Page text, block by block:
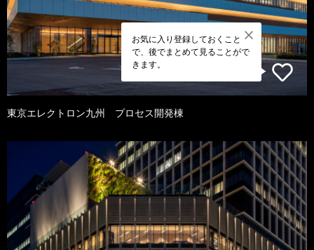
お気に入り登録しておくこと
で、後でまとめて見ることがで
きます。
東京エレクトロン九州 プロセス開発棟